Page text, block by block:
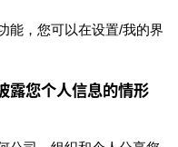
能，您可以在设置/我的界
露您个人信息的情形